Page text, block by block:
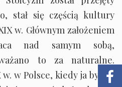
stał się częścią kultury
w. Głównym założeniem
nad samym sobą,
to za naturalne.
w Polsce, kiedy ja byłem